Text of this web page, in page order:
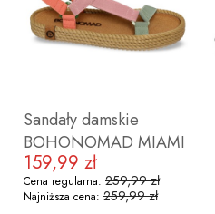
36 37 38 39 40 41
Sandały damskie
BOHONOMAD MIAMI
Cena promocyjna
159,99 zł
Cena regularna: 259,99 zł
Najniższa cena: 259,99 zł